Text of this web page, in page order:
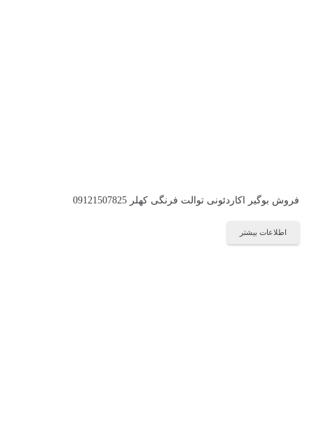
فروش بوگیر اکاردئونی توالت فرنگی کهلر 09121507825
اطلاعات بیشتر